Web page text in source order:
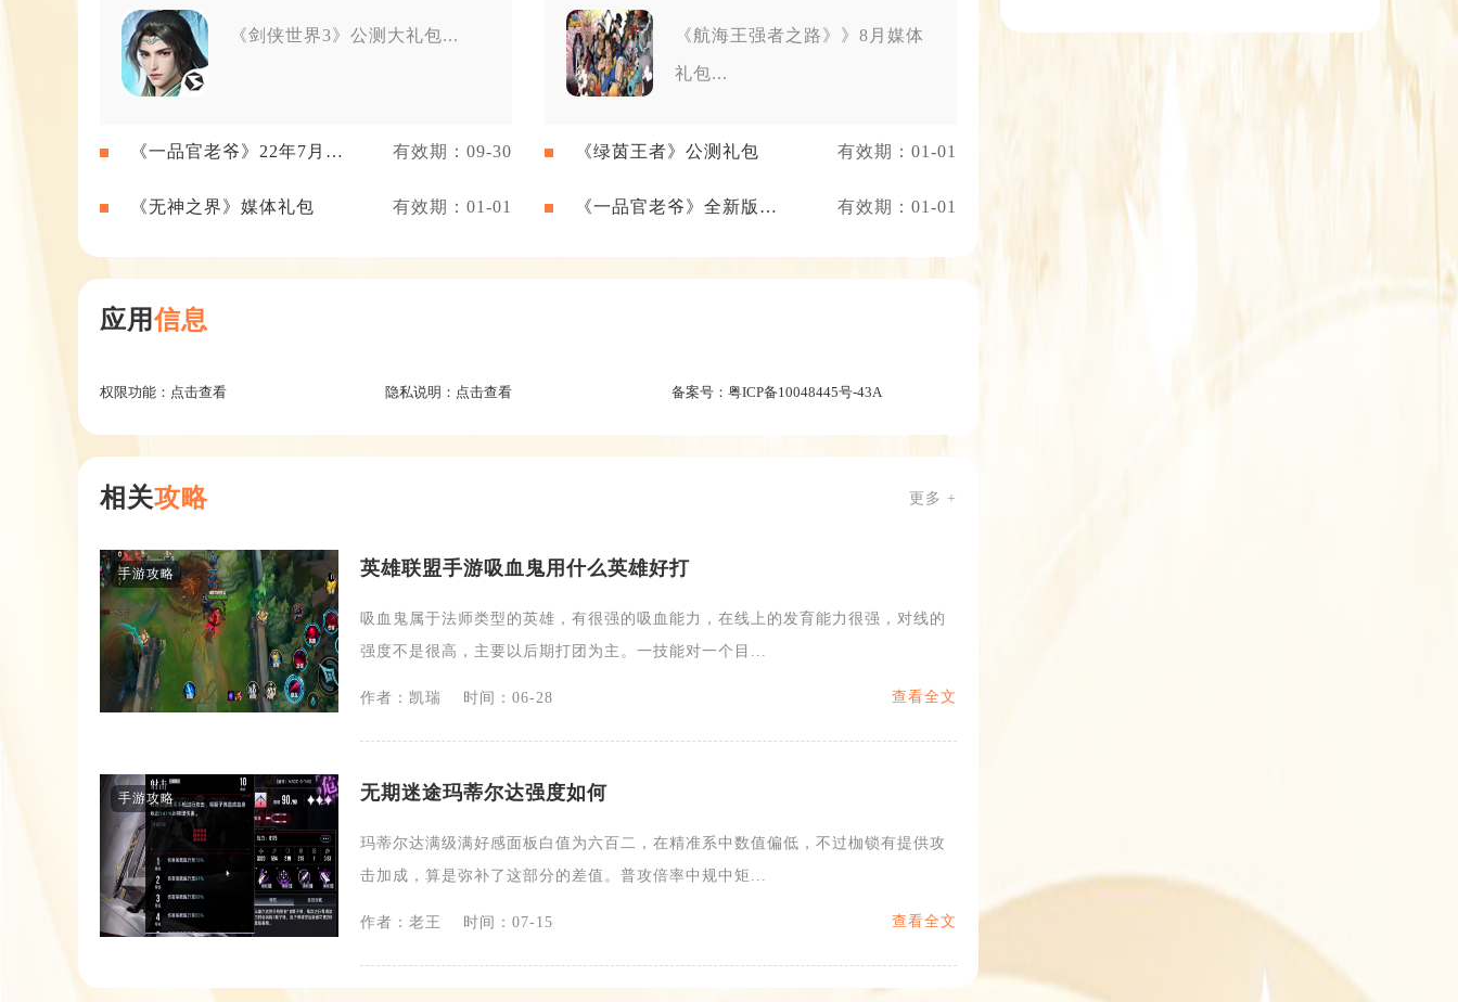
《剑侠世界3》公测大礼包... 《航海王强者之路》》8月媒体
礼包...
《一品官老爷》22年7月新
有效期：09-30 《绿茵王者》公测礼包 有效期：01-01
《无神之界》媒体礼包 有效期：01-01
《一品官老爷》全新版本
有效期：01-01
应用信息
权限功能： 点击查看 隐私说明： 点击查看 备案号： 粤ICP备10048445号-43A
相关攻略 更多 +
手游攻略 英雄联盟手游吸血鬼用什么英雄好打
吸血鬼属于法师类型的英雄，有很强的吸血能力，在线上的发育能力很强，对线的
强度不是很高，主要以后期打团为主。一技能对一个目...
作者：凯瑞 时间：06-28 查看全文
手游攻略 无期迷途​玛蒂尔达强度如何
玛蒂尔达满级满好感面板白值为六百二，在精准系中数值偏低，不过枷锁有提供攻
击加成，算是弥补了这部分的差值。普攻倍率中规中矩...
作者：老王 时间：07-15 查看全文